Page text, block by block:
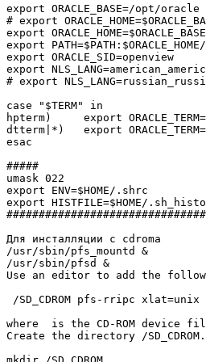
export ORACLE_BASE=/opt/oracle
# export
export
export
export ORACLE_SID=openview
export
# export
case "$TERM" in
hpterm)	    export ORACLE_TERM=hp    ;;
dtterm|*)   export
esac
#####
umask 022
export ENV=$HOME/.shrc
export HISTFILE=$HOME/
Для инсталляции с cdroma
/usr/sbin/pfs_mountd &
/usr/sbin/pfsd &
Use an editor to add the
/SD_CDROM pfs-rripc xlat=unix
where
is the CD-ROM device
Create the directory /SD_CDROM.